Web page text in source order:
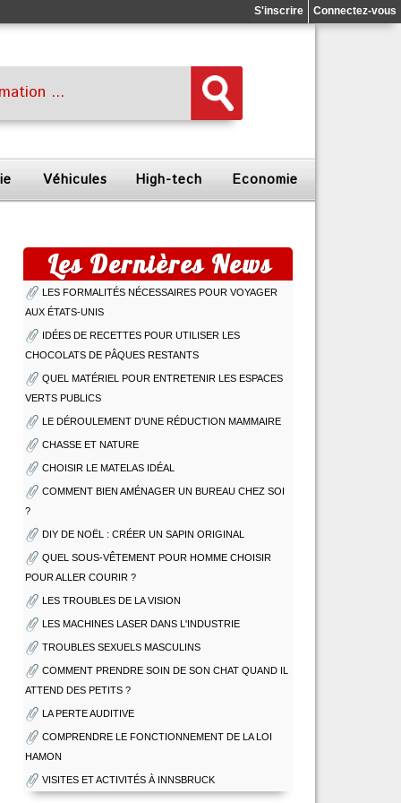
Connectez-vous
S'inscrire
Véhicules High-tech Economie
Les Dernières News
LES FORMALITÉS NÉCESSAIRES POUR VOYAGER
AUX ÉTATS-UNIS
IDÉES DE RECETTES POUR UTILISER LES
CHOCOLATS DE PÂQUES RESTANTS
QUEL MATÉRIEL POUR ENTRETENIR LES ESPACES
VERTS PUBLICS
LE DÉROULEMENT D’UNE RÉDUCTION MAMMAIRE
CHASSE ET NATURE
CHOISIR LE MATELAS IDÉAL
COMMENT BIEN AMÉNAGER UN BUREAU CHEZ SOI
?
DIY DE NOËL : CRÉER UN SAPIN ORIGINAL
QUEL SOUS-VÊTEMENT POUR HOMME CHOISIR
POUR ALLER COURIR ?
LES TROUBLES DE LA VISION
LES MACHINES LASER DANS L'INDUSTRIE
TROUBLES SEXUELS MASCULINS
COMMENT PRENDRE SOIN DE SON CHAT QUAND IL
ATTEND DES PETITS ?
LA PERTE AUDITIVE
COMPRENDRE LE FONCTIONNEMENT DE LA LOI
HAMON
VISITES ET ACTIVITÉS À INNSBRUCK